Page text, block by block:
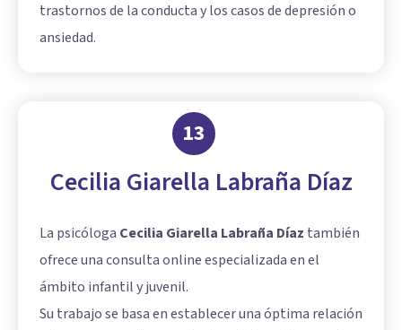
trastornos de la conducta y los casos de depresión o
ansiedad.
13
Cecilia Giarella Labraña Díaz
La psicóloga Cecilia Giarella Labraña Díaz también
ofrece una consulta online especializada en el
ámbito infantil y juvenil.
Su trabajo se basa en establecer una óptima relación